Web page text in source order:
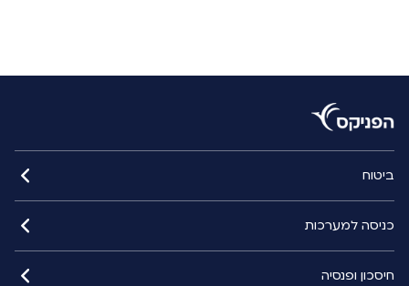
ביטוח
כניסה למערכות
חיסכון ופנסיה